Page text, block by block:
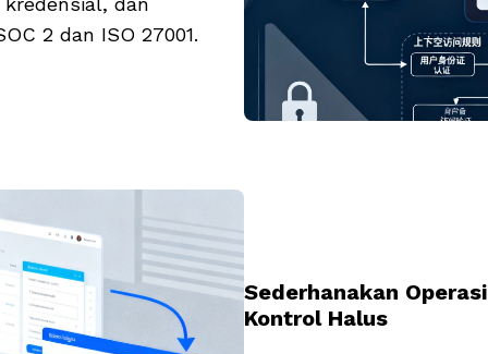
2 dan ISO 27001.
Sederhanakan
Kontrol Halus